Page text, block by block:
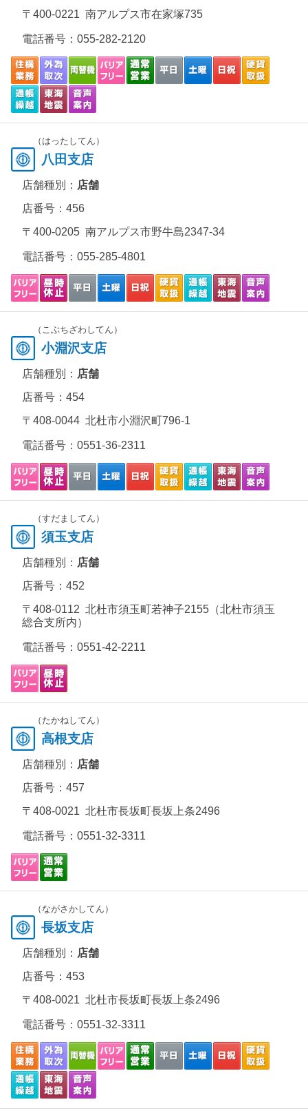
〒400-0221 南アルプス市在家塚735
電話番号： 055-282-2120
（はったしてん）
八田支店
店舗種別： 店舗
店番号：456
〒400-0205 南アルプス市野牛島2347-34
電話番号： 055-285-4801
（こぶちざわしてん）
小淵沢支店
店舗種別： 店舗
店番号：454
〒408-0044 北杜市小淵沢町796-1
電話番号： 0551-36-2311
（すだましてん）
須玉支店
店舗種別： 店舗
店番号：452
〒408-0112 北杜市須玉町若神子2155（北杜市須玉
総合支所内）
電話番号： 0551-42-2211
（たかねしてん）
高根支店
店舗種別： 店舗
店番号：457
〒408-0021 北杜市長坂町長坂上条2496
電話番号： 0551-32-3311
（ながさかしてん）
長坂支店
店舗種別： 店舗
店番号：453
〒408-0021 北杜市長坂町長坂上条2496
電話番号： 0551-32-3311